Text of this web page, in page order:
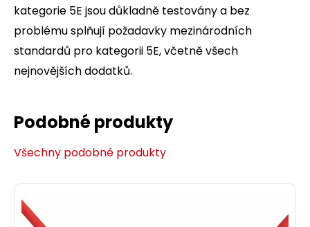
kategorie 5E jsou důkladně testovány a bez
problému splňují požadavky mezinárodních
standardů pro kategorii 5E, včetně všech
nejnovějších dodatků.
Podobné produkty
Všechny podobné produkty